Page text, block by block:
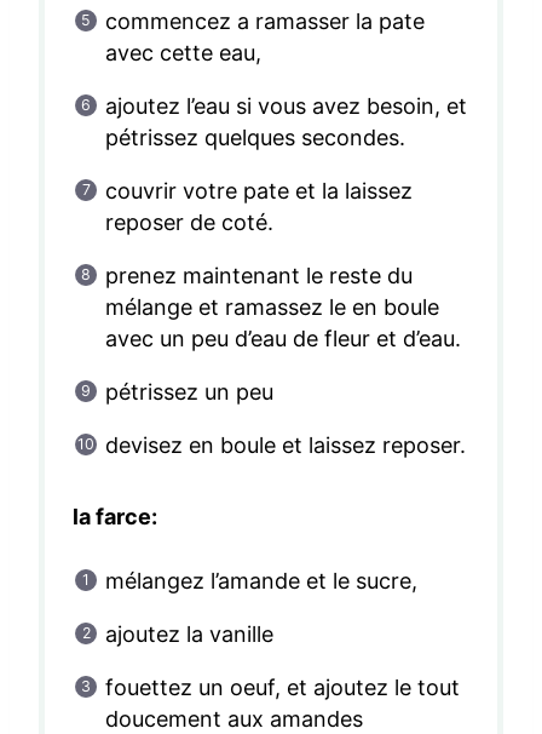
commencez a ramasser la pate
avec cette eau,
ajoutez l’eau si vous avez besoin, et
pétrissez quelques secondes.
couvrir votre pate et la laissez
reposer de coté.
prenez maintenant le reste du
mélange et ramassez le en boule
avec un peu d’eau de fleur et d’eau.
pétrissez un peu
devisez en boule et laissez reposer.
la farce:
mélangez l’amande et le sucre,
ajoutez la vanille
fouettez un oeuf, et ajoutez le tout
doucement aux amandes